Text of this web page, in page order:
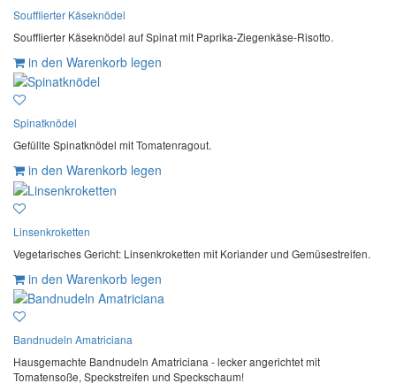
Soufflierter Käseknödel
Soufflierter Käseknödel auf Spinat mit Paprika-Ziegenkäse-Risotto.
in den Warenkorb legen
Spinatknödel
Gefüllte Spinatknödel mit Tomatenragout.
in den Warenkorb legen
Linsenkroketten
Vegetarisches Gericht: Linsenkroketten mit Koriander und Gemüsestreifen.
in den Warenkorb legen
Bandnudeln Amatriciana
Hausgemachte Bandnudeln Amatriciana - lecker angerichtet mit
Tomatensoße, Speckstreifen und Speckschaum!